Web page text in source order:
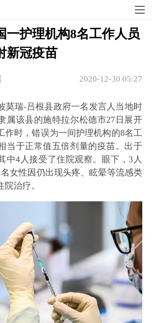
一护理机构8名工作人员
新冠疫苗
2020-12-30 05:27
莫瑞-吕根县政府一名发言人当地时
属该县的施特拉尔松德市27日展开
作时，错误为一间护理机构的8名工
当于正常值五倍剂量的疫苗。出于
中4人接受了住院观察。眼下，3人
女性因仍出现头疼、眩晕等流感类
治疗。